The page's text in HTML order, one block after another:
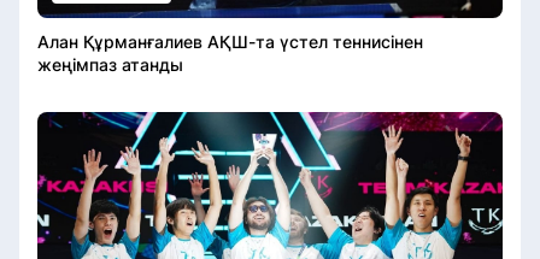
Алан Құрманғалиев АҚШ-та үстел теннисінен
жеңімпаз атанды